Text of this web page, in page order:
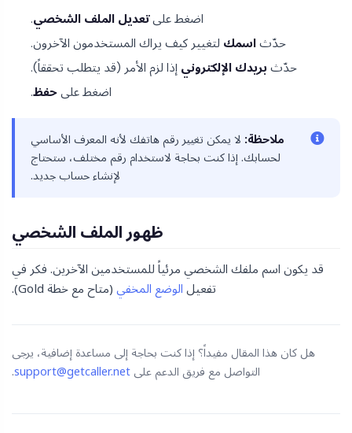
اضغط علىتعديل الملف الشخصي.
حدّث اسمك لتغيير كيف يراك المستخدمون الآخرون.
حدّث بريدك الإلكتروني إذا لزم الأمر (قد يتطلب تحققاً).
اضغط على حفظ.
ملاحظة:لا يمكن تغيير رقم هاتفك لأنه المعرف الأساسي
لحسابك. إذا كنت بحاجة لاستخدام رقم مختلف، ستحتاج
لإنشاء حساب جديد.
ظهور الملف الشخصي
قد يكون اسم ملفك الشخصي مرئياً للمستخدمين الآخرين. فكر في
تفعيلالوضع المخفي(متاح مع خطة Gold).
هل كان هذا المقال مفيداً؟ إذا كنت بحاجة إلى مساعدة إضافية، يرجى
التواصل مع فريق الدعم علىsupport@getcaller.net
.